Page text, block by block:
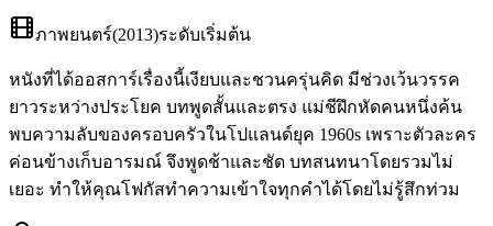
ภาพยนตร์(2013)ระดับเริ่มต้น
หนังที่ได้ออสการ์เรื่องนี้เงียบและชวนครุ่นคิด มีช่วงเว้นวรรค
ยาวระหว่างประโยค บทพูดสั้นและตรง แม่ชีฝึกหัดคนหนึ่งค้น
พบความลับของครอบครัวในโปแลนด์ยุค 1960s เพราะตัวละคร
ค่อนข้างเก็บอารมณ์ จึงพูดช้าและชัด บทสนทนาโดยรวมไม่
เยอะ ทำให้คุณโฟกัสทำความเข้าใจทุกคำได้โดยไม่รู้สึกท่วม